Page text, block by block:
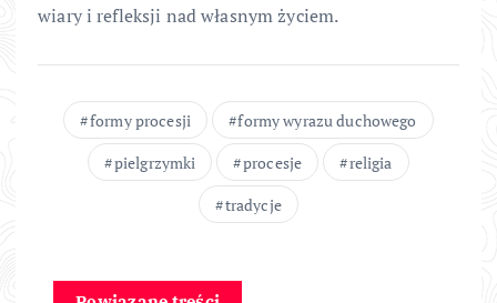
wiary i refleksji nad własnym życiem.
formy procesji
formy wyrazu duchowego
pielgrzymki
procesje
religia
tradycje